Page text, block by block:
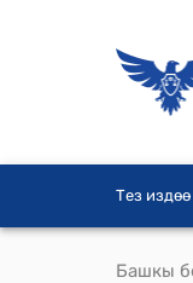
Тез
Башкы